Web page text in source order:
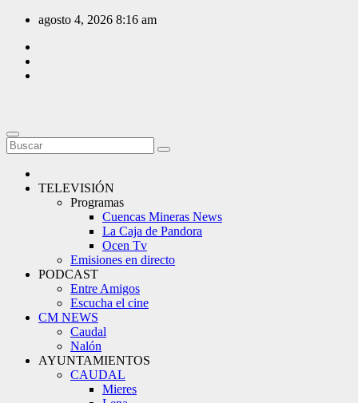
Saltar
contenido
agosto 4, 2026 8:16 am
TELEVISIÓN
Programas
Cuencas Mineras News
La Caja de Pandora
Ocen Tv
Emisiones en directo
PODCAST
Entre Amigos
Escucha el cine
CM NEWS
Caudal
Nalón
AYUNTAMIENTOS
CAUDAL
Mieres